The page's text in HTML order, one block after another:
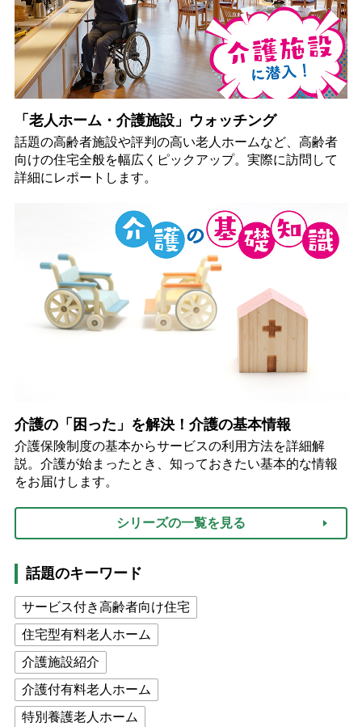
「老人ホーム・介護施設」ウォッチング
話題の高齢者施設や評判の高い老人ホームなど、高齢者
向けの住宅全般を幅広くピックアップ。実際に訪問して
詳細にレポートします。
介護の「困った」を解決！介護の基本情報
介護保険制度の基本からサービスの利用方法を詳細解
説。介護が始まったとき、知っておきたい基本的な情報
をお届けします。
シリーズの一覧を見る
話題のキーワード
サービス付き高齢者向け住宅
住宅型有料老人ホーム
介護施設紹介
介護付有料老人ホーム
特別養護老人ホーム